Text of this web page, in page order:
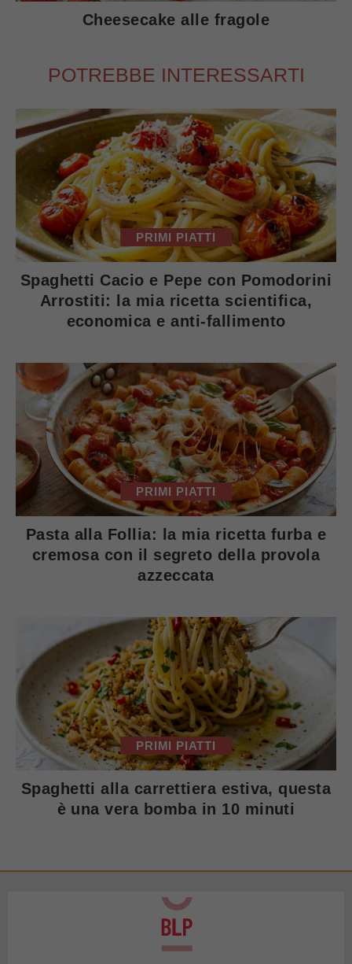
Cheesecake alle fragole
POTREBBE INTERESSARTI
PRIMI PIATTI
Spaghetti Cacio e Pepe con Pomodorini
Arrostiti: la mia ricetta scientifica,
economica e anti-fallimento
PRIMI PIATTI
Pasta alla Follia: la mia ricetta furba e
cremosa con il segreto della provola
azzeccata
PRIMI PIATTI
Spaghetti alla carrettiera estiva, questa
è una vera bomba in 10 minuti